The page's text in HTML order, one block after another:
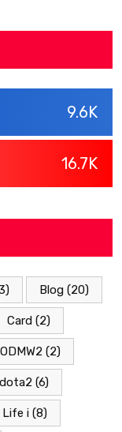
9.6K
16.7K
Blog (20)
Card (2)
(2)
dota2 (6)
Life i (8)